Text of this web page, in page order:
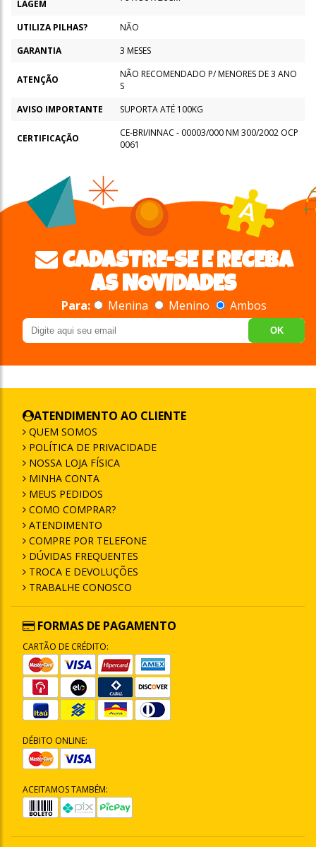
LAGEM
UTILIZA PILHAS?
NÃO
GARANTIA
3 MESES
ATENÇÃO
NÃO RECOMENDADO P/ MENORES DE 3 ANO
S
AVISO IMPORTANTE
SUPORTA ATÉ 100KG
CERTIFICAÇÃO
CE-BRI/INNAC - 00003/000 NM 300/2002 OCP
0061
CADASTRE-SE E RECEBA
AS NOVIDADES
Para: Menina Menino Ambos
OK
ATENDIMENTO AO CLIENTE
QUEM SOMOS
POLÍTICA DE PRIVACIDADE
NOSSA LOJA FÍSICA
MINHA CONTA
MEUS PEDIDOS
COMO COMPRAR?
ATENDIMENTO
COMPRE POR TELEFONE
DÚVIDAS FREQUENTES
TROCA E DEVOLUÇÕES
TRABALHE CONOSCO
FORMAS DE PAGAMENTO
CARTÃO DE CRÉDITO:
DÉBITO ONLINE:
ACEITAMOS TAMBÉM: